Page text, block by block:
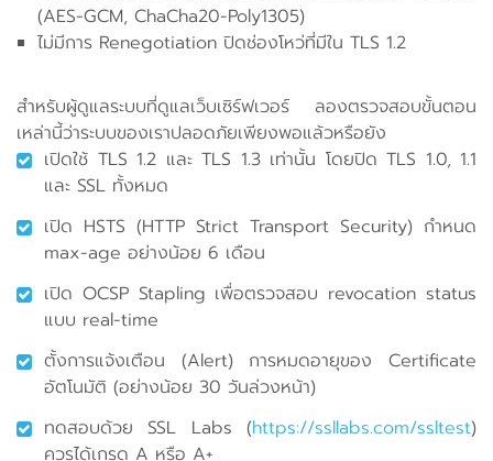
(AES-GCM, ChaCha20-Poly1305)
ไม่มีการ Renegotiation ปิดช่องโหว่ที่มีใน TLS 1.2
สำหรับผู้ดูแลระบบที่ดูแลเว็บเซิร์ฟเวอร์ ลองตรวจสอบขั้นตอน
เหล่านี้ว่าระบบของเราปลอดภัยเพียงพอแล้วหรือยัง
เปิดใช้ TLS 1.2 และ TLS 1.3 เท่านั้น โดยปิด TLS 1.0, 1.1
และ SSL ทั้งหมด
เปิด HSTS (HTTP Strict Transport Security) กำหนด
max-age อย่างน้อย 6 เดือน
เปิด OCSP Stapling เพื่อตรวจสอบ revocation status
แบบ real-time
ตั้งการแจ้งเตือน (Alert) การหมดอายุของ Certificate
อัตโนมัติ (อย่างน้อย 30 วันล่วงหน้า)
ทดสอบด้วย SSL Labs (https://ssllabs.com/ssltest)
ควรได้เกรด A หรือ A+